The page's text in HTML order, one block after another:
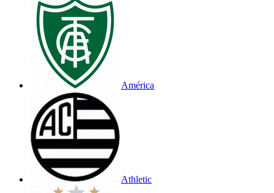
América
Athletic